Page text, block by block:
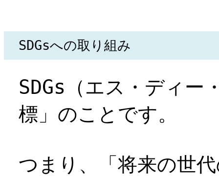
SDGsへの取り組み
SDGs（エス・ディー
標」のことです。 ​
つまり、「将来の世